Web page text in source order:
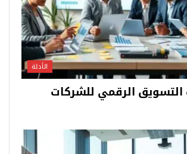
الأدلة
التسويق الرقمي للشركات